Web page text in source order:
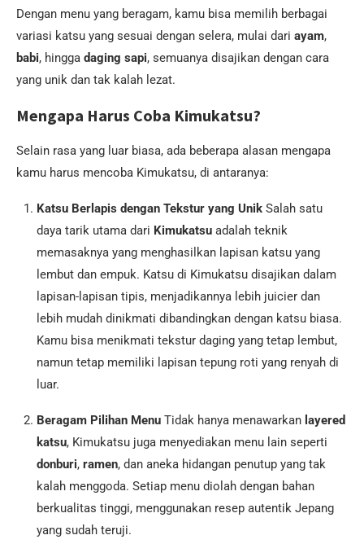
Dengan menu yang beragam, kamu bisa memilih berbagai
variasi katsu yang sesuai dengan selera, mulai dari ayam,
babi, hingga daging sapi, semuanya disajikan dengan cara
yang unik dan tak kalah lezat.
Mengapa Harus Coba Kimukatsu?
Selain rasa yang luar biasa, ada beberapa alasan mengapa
kamu harus mencoba Kimukatsu, di antaranya:
Katsu Berlapis dengan Tekstur yang Unik Salah satu
daya tarik utama dari Kimukatsu adalah teknik
memasaknya yang menghasilkan lapisan katsu yang
lembut dan empuk. Katsu di Kimukatsu disajikan dalam
lapisan-lapisan tipis, menjadikannya lebih juicier dan
lebih mudah dinikmati dibandingkan dengan katsu biasa.
Kamu bisa menikmati tekstur daging yang tetap lembut,
namun tetap memiliki lapisan tepung roti yang renyah di
luar.
Beragam Pilihan Menu Tidak hanya menawarkan layered
katsu, Kimukatsu juga menyediakan menu lain seperti
donburi, ramen, dan aneka hidangan penutup yang tak
kalah menggoda. Setiap menu diolah dengan bahan
berkualitas tinggi, menggunakan resep autentik Jepang
yang sudah teruji.